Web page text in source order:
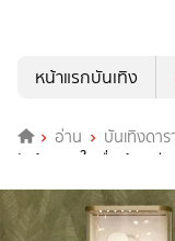
หน้าแรกบันเทิง
อ่าน บันเทิงดาร
รับรู้และภูมิใจ ตื่นเต้นเตรี